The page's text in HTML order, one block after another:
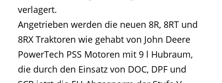
verlagert.
Angetrieben werden die neuen 8R, 8RT und
8RX Traktoren wie gehabt von John Deere
PowerTech PSS Motoren mit 9 l Hubraum,
die durch den Einsatz von DOC, DPF und